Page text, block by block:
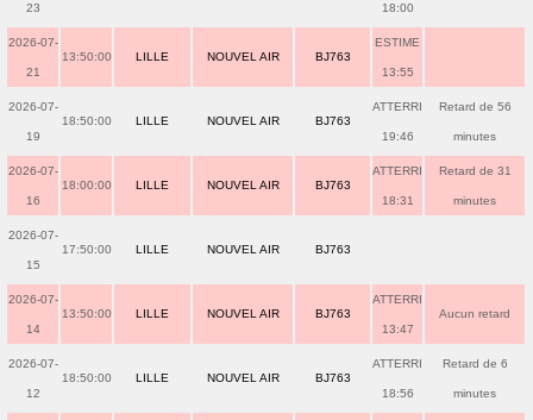
23 18:00
2026-07-
21
13:50:00 LILLE NOUVEL AIR BJ763
ESTIME
13:55
2026-07-
19
18:50:00 LILLE NOUVEL AIR BJ763
ATTERRI
19:46
Retard de 56
minutes
2026-07-
16
18:00:00 LILLE NOUVEL AIR BJ763
ATTERRI
18:31
Retard de 31
minutes
2026-07-
15
17:50:00 LILLE NOUVEL AIR BJ763
2026-07-
14
13:50:00 LILLE NOUVEL AIR BJ763
ATTERRI
13:47
Aucun retard
2026-07-
12
18:50:00 LILLE NOUVEL AIR BJ763
ATTERRI
18:56
Retard de 6
minutes